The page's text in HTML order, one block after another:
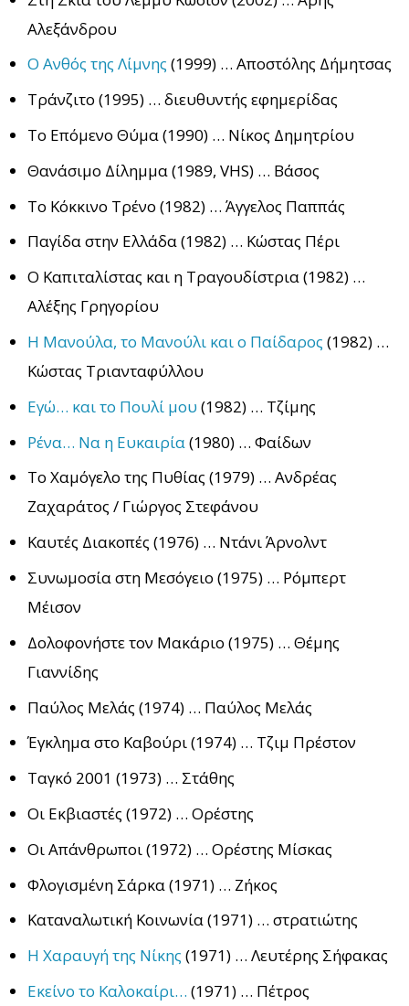
Αλεξάνδρου
Ο Ανθός της Λίμνης (1999) … Αποστόλης Δήμητσας
Τράνζιτο (1995) … διευθυντής εφημερίδας
Το Επόμενο Θύμα (1990) … Νίκος Δημητρίου
Θανάσιμο Δίλημμα (1989, VHS) … Βάσος
Το Κόκκινο Τρένο (1982) … Άγγελος Παππάς
Παγίδα στην Ελλάδα (1982) … Κώστας Πέρι
Ο Καπιταλίστας και η Τραγουδίστρια (1982) …
Αλέξης Γρηγορίου
Η Μανούλα, το Μανούλι και ο Παίδαρος (1982) …
Κώστας Τριανταφύλλου
Εγώ… και το Πουλί μου (1982) … Τζίμης
Ρένα… Να η Ευκαιρία(1980) … Φαίδων
Το Χαμόγελο της Πυθίας (1979) … Ανδρέας
Ζαχαράτος / Γιώργος Στεφάνου
Καυτές Διακοπές (1976) … Ντάνι Άρνολντ
Συνωμοσία στη Μεσόγειο (1975) … Ρόμπερτ
Μέισον
Δολοφονήστε τον Μακάριο (1975) … Θέμης
Γιαννίδης
Παύλος Μελάς (1974) … Παύλος Μελάς
Έγκλημα στο Καβούρι (1974) … Τζιμ Πρέστον
Ταγκό 2001 (1973) … Στάθης
Οι Εκβιαστές (1972) … Ορέστης
Οι Απάνθρωποι (1972) … Ορέστης Μίσκας
Φλογισμένη Σάρκα (1971) … Ζήκος
Καταναλωτική Κοινωνία (1971) … στρατιώτης
Η Χαραυγή της Νίκης (1971) … Λευτέρης Σήφακας
Εκείνο το Καλοκαίρι… (1971) … Πέτρος